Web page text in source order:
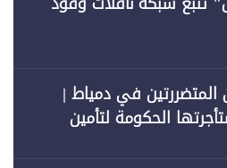
المتضررتين في دمياط |
الحكومة لتأمين